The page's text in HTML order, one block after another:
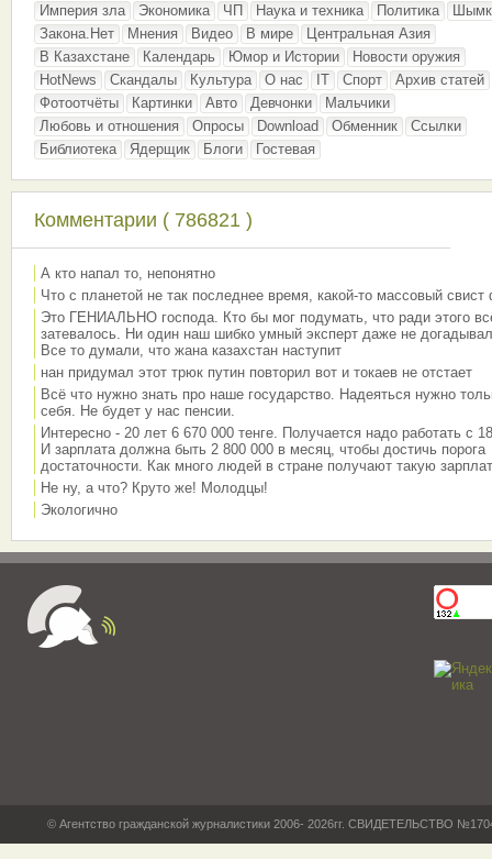
Империя зла Экономика ЧП Наука и техника Политика
Закона.Нет
Мнения Видео В мире
Центральная Азия
В Казахстане
Календарь Юмор и Истории
Новости оружия
HotNews
Скандалы Культура О нас IT Спорт
Архив статей
Фотоотчёты
Картинки Авто Девчонки
Мальчики
Любовь и отношения
Опросы Download Обменник
Ссылки
Библиотека
Ядерщик Блоги Гостевая
Комментарии ( 786821 )
А кто напал то, непонятно
Что с планетой не так последнее время, какой-то массовый свист
Это ГЕНИАЛЬНО господа. Кто бы мог подумать, что ради этого
затевалось. Ни один наш шибко умный эксперт даже не
Все то думали, что жана казахстан наступит
нан придумал этот трюк путин повторил вот и токаев не отстает
Всё что нужно знать про наше государство. Надеяться нужно
себя. Не будет у нас пенсии.
Интересно - 20 лет 6 670 000 тенге. Получается надо работать с
И зарплата должна быть 2 800 000 в месяц, чтобы достичь порога
достаточности. Как много людей в стране получают такую
Не ну, а что? Круто же! Молодцы!
Экологично
© Агентство гражданской журналистики 2006- 2026гг. СВИДЕТЕЛЬСТВО